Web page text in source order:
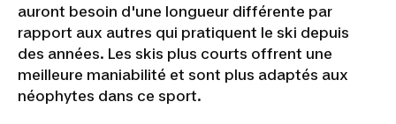
auront besoin d'une longueur différente par
rapport aux autres qui pratiquent le ski depuis
des années. Les skis plus courts offrent une
meilleure maniabilité et sont plus adaptés aux
néophytes dans ce sport.